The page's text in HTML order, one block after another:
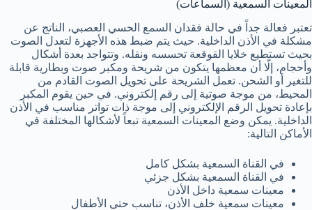
المعينات السمعية (السماعات)
تعتبر فعالة جداً في حالة فقدان السمع الحسي العصبي، الناتج عن
مشكلة في الأذن الداخلية. حيث يتم ضبط هذه الأجهزة لتعدل الصوت
بحيث تستطيع خلايا القوقعة تحسسه ونقله. وتتواجد بعدة أشكال
وأحجام، إلّا أن معظمها يتكون من شريحة ومكبر صوت وبطارية قابلة
للتغير أو الشحن. تعمل الشريحة على تحويل الصوت القادم من
المحيط، من موجة صوتية إلى رقم إلكتروني. في حين يقوم المكبر
بإعادة تحويل الرقم الإلكتروني إلى موجة ذات تواتر مناسب في الأذن
الداخلية. يمكن وضع المعينات السمعية تبعاً لأشكالها المختلفة في
الأماكن التالية:
في القناة السمعية بشكل كامل
في القناة السمعية بشكل جزئي
معينات سمعية داخل الأذن
معينات سمعية خلف الأذن، تناسب حتى الأطفال